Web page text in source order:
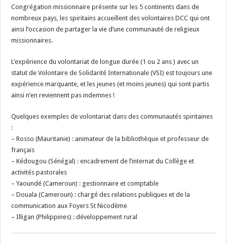
Congrégation missionnaire présente sur les 5 continents dans de
nombreux pays, les spiritains accueillent des volontaires DCC qui ont
ainsi l’occasion de partager la vie d’une communauté de religieux
missionnaires.
L’expérience du volontariat de longue durée (1 ou 2 ans ) avec un
statut de Volontaire de Solidarité Internationale (VSI) est toujours une
expérience marquante, et les jeunes (et moins jeunes) qui sont partis
ainsi n’en reviennent pas indemnes !
Quelques exemples de volontariat dans des communautés spiritaines
:
– Rosso (Mauritanie) : animateur de la bibliothèque et professeur de
français
– Kédougou (Sénégal) : encadrement de l’internat du Collège et
activités pastorales
– Yaoundé (Cameroun) : gestionnaire et comptable
– Douala (Cameroun) : chargé des relations publiques et de la
communication aux Foyers St Nicodème
– Illigan (Philippines) : développement rural